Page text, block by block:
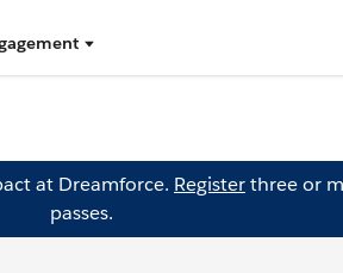
at Dreamforce. Registerthree or
passes.